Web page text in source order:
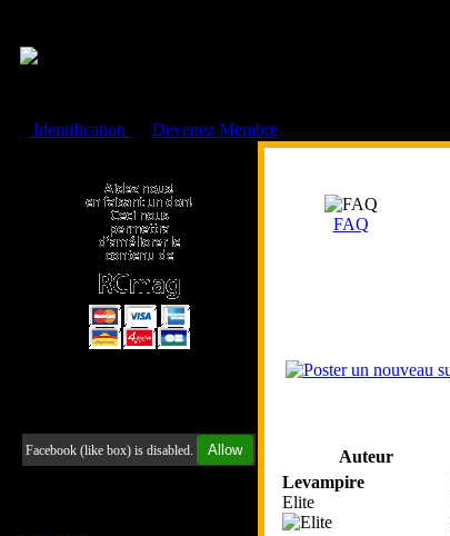
Identification Devenez Membre
Facebook (like box) is disabled. Allow
FAQ
Auteur
Levampire
Elite